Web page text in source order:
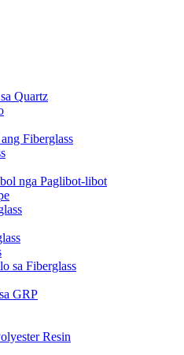
Quartz
Fiberglass
nga Paglibot-libot
sa Fiberglass
GRP
Resin